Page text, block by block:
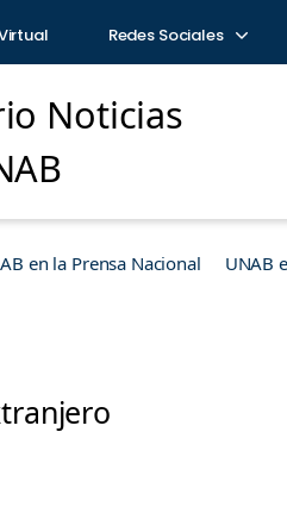
Redes Sociales
Noticias
en la Prensa Nacional UNAB